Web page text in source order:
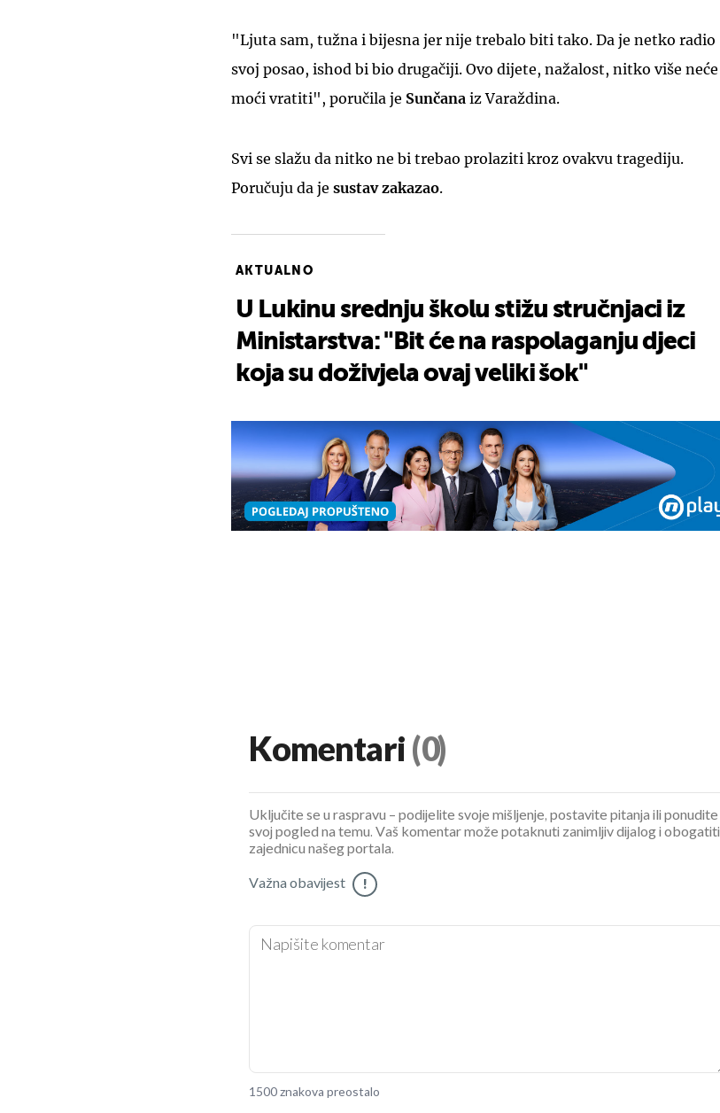
"Ljuta sam, tužna i bijesna jer nije trebalo biti tako. Da je netko radio
svoj posao, ishod bi bio drugačiji. Ovo dijete, nažalost, nitko više neće
moći vratiti", poručila je Sunčana iz Varaždina.
Svi se slažu da nitko ne bi trebao prolaziti kroz ovakvu tragediju.
Poručuju da je sustav zakazao.
AKTUALNO
U Lukinu srednju školu stižu stručnjaci iz
Ministarstva: "Bit će na raspolaganju djeci
koja su doživjela ovaj veliki šok"
Komentari (0)
Uključite se u raspravu – podijelite svoje mišljenje, postavite pitanja ili ponudite
svoj pogled na temu. Vaš komentar može potaknuti zanimljiv dijalog i obogatiti
zajednicu našeg portala.
Važna obavijest !
1500 znakova preostalo
UKLJUČITE NOTIFIKACIJE